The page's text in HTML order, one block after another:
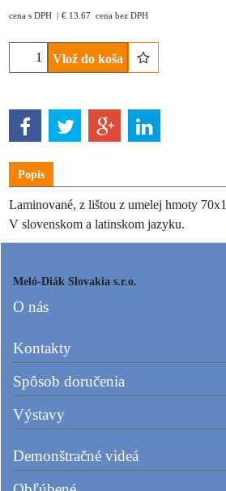
cena s DPH € 13.67 cena bez DPH
Vlož do koša
Popis
Laminované, z lištou z umelej hmoty
V slovenskom a latinskom jazyku.
Meló-Diák Slovakia s.r.o.
O nás
Kontakty
Spôsob doručenia
Výstavy
Demonštračné videá